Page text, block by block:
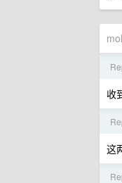
收
这